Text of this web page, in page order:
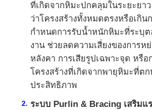
ที่เกิดจากหิมะปกคลุมในระยะยา
ว่าโครงสร้างทั้งหมดตรงหรือเกิน
กำหนดการรับน้ำหนักหิมะที่ระบุต
งาน ช่วยลดความเสี่ยงของการห
หลังคา การเสียรูปเฉพาะจุด หรือ
โครงสร้างที่เกิดจากพายุหิมะที่ต
ประสิทธิภาพ
ระบบ Purlin & Bracing เสริมแ